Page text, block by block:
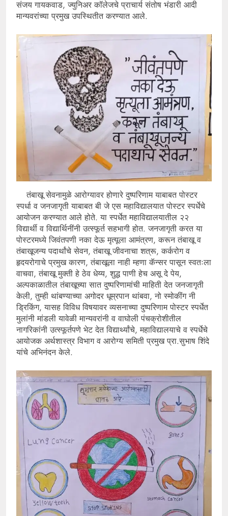
संजय गायकवाड, ज्युनिअर कॉलेजचे प्राचार्य संतोष भंडारी आदी
मान्यवरांच्या प्रमुख उपस्थितीत करण्यात आले.
तंबाखू सेवनामुळे आरोग्यावर होणारे दुष्परिणाम याबाबत पोस्टर
स्पर्धा व जनजागृती याबाबत बी जे एस महाविद्यालयात पोस्टर स्पर्धेचे
आयोजन करण्यात आले होते. या स्पर्धेत महाविद्यालयातील २२
विद्यार्थी व विद्यार्थिनींनी उत्स्फूर्त सहभागी होत. जनजागृती करत या
पोस्टरमध्ये जिवंतपणी नका देऊ मृत्यूला आमंत्रण, करून तंबाखू व
तंबाखूजन्य पदार्थांचे सेवन, तंबाखू जीवनाचा शत्रू, कर्करोग व
हृदयरोगाचे प्रमुख कारण, तंबाखूला नाही म्हणा कॅन्सर पासून स्वतःला
वाचवा, तंबाखू मुक्ती हे ठेव धेय्य, शुद्ध पाणी हेच असू दे पेय,
अल्पकाळातील तंबाखूच्या सात दुष्परिणामांची माहिती देत जनजागृती
केली, तुम्ही थांबण्याच्या अगोदर धूम्रपान थांबवा, नो स्मोकींग नी
ड्रिकिंग, यासह विविध विषयावर व्यसनाच्या दुष्परिणाम पोस्टर स्पर्धेत
मुलांनी मांडली यावेळी मान्यवरांनी व वाघोली पंचक्रोशीतील
नागरिकांनी उत्स्फूर्तपणे भेट देत विद्यार्थ्यांचे, महाविद्यालयाचे व स्पर्धेचे
आयोजक अर्थशास्त्र विभाग व आरोग्य समिती प्रमुख प्रा.सुभाष शिंदे
यांचे अभिनंदन केले.